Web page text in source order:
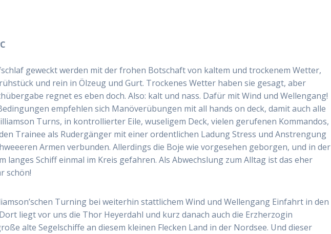
geweckt werden mit der frohen Botschaft von kaltem und trockenem Wetter,
und rein in Ölzeug und Gurt. Trockenes Wetter haben sie gesagt, aber
regnet es eben doch. Also: kalt und nass. Dafür mit Wind und Wellengang!
empfehlen sich Manöverübungen mit all hands on deck, damit auch alle
Turns, in kontrollierter Eile, wuseligem Deck, vielen gerufenen Kommandos,
Trainee als Rudergänger mit einer ordentlichen Ladung Stress und Anstrengung
Armen verbunden. Allerdings die Boje wie vorgesehen geborgen, und in der
langes Schiff einmal im Kreis gefahren. Als Abwechslung zum Alltag ist das eher
schön!
Turning bei weiterhin stattlichem Wind und Wellengang Einfahrt in den
liegt vor uns die Thor Heyerdahl und kurz danach auch die Erzherzogin
alte Segelschiffe an diesem kleinen Flecken Land in der Nordsee. Und dieser